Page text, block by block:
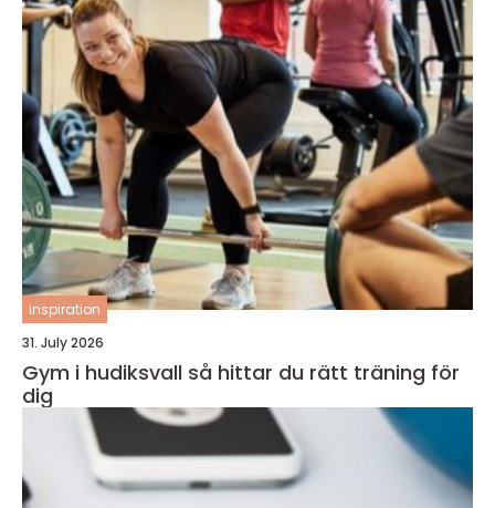
inspiration
31. July 2026
Gym i hudiksvall så hittar du rätt träning för
dig